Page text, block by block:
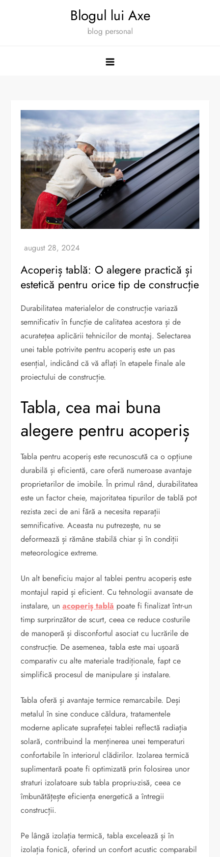
Blogul lui Axe
blog personal
Acoperiș tablă: O alegere practică și
estetică pentru orice tip de construcție
Durabilitatea materialelor de construcție variază
semnificativ în funcție de calitatea acestora și de
acuratețea aplicării tehnicilor de montaj. Selectarea
unei table potrivite pentru acoperiș este un pas
esențial, indicând că vă aflați în etapele finale ale
proiectului de construcție.
Tabla, cea mai buna
alegere pentru acoperiș
Tabla pentru acoperiș este recunoscută ca o opțiune
durabilă și eficientă, care oferă numeroase avantaje
proprietarilor de imobile. În primul rând, durabilitatea
este un factor cheie, majoritatea tipurilor de tablă pot
rezista zeci de ani fără a necesita reparații
semnificative. Aceasta nu putrezește, nu se
deformează și rămâne stabilă chiar și în condiții
meteorologice extreme.
Un alt beneficiu major al tablei pentru acoperiș este
montajul rapid și eficient. Cu tehnologii avansate de
instalare, unacoperiș tablă poate fi finalizat într-un
timp surprinzător de scurt, ceea ce reduce costurile
de manoperă și disconfortul asociat cu lucrările de
construcție. De asemenea, tabla este mai ușoară
comparativ cu alte materiale tradiționale, fapt ce
simplifică procesul de manipulare și instalare.
Tabla oferă și avantaje termice remarcabile. Deși
metalul în sine conduce căldura, tratamentele
moderne aplicate suprafeței tablei reflectă radiația
solară, contribuind la menținerea unei temperaturi
confortabile în interiorul clădirilor. Izolarea termică
suplimentară poate fi optimizată prin folosirea unor
straturi izolatoare sub tabla propriu-zisă, ceea ce
îmbunătățește eficiența energetică a întregii
construcții.
Pe lângă izolația termică, tabla excelează și în
izolația fonică, oferind un confort acustic comparabil